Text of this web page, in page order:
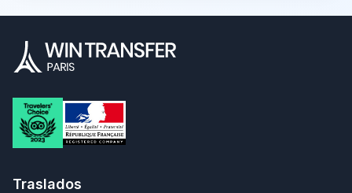
Traslados